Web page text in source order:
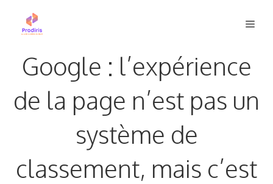
Google : l’expérience
de la page n’est pas un
système de
classement, mais c’est